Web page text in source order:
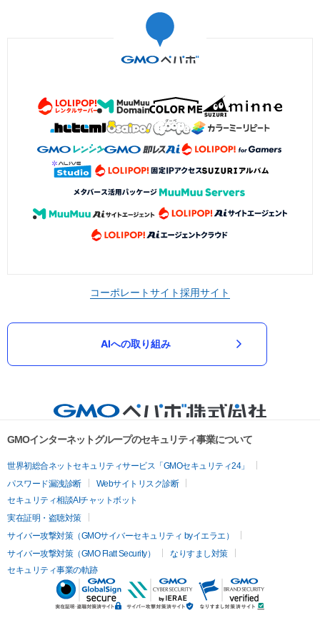
コーポレートサイト採用サイト
AIへの取り組み
GMOインターネットグループのセキュリティ事業について
世界初総合ネットセキュリティサービス「GMOセキュリティ24」
パスワード漏洩診断
Webサイトリスク診断
セキュリティ相談AIチャットボット
実在証明・盗聴対策
サイバー攻撃対策（GMOサイバーセキュリティ byイエラエ）
サイバー攻撃対策（GMO Flatt Security）
なりすまし対策
セキュリティ事業の軌跡